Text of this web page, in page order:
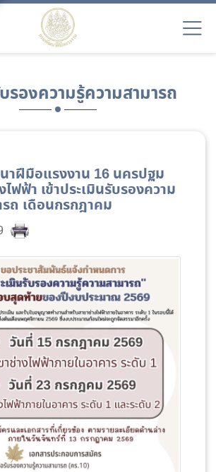
รองความรู้ความสามารถ
ฝีมือแรงงาน 16 นครปฐม
ฟฟ้า เข้าประเมินรับรองความ
ถ เดือนกรกฎาคม